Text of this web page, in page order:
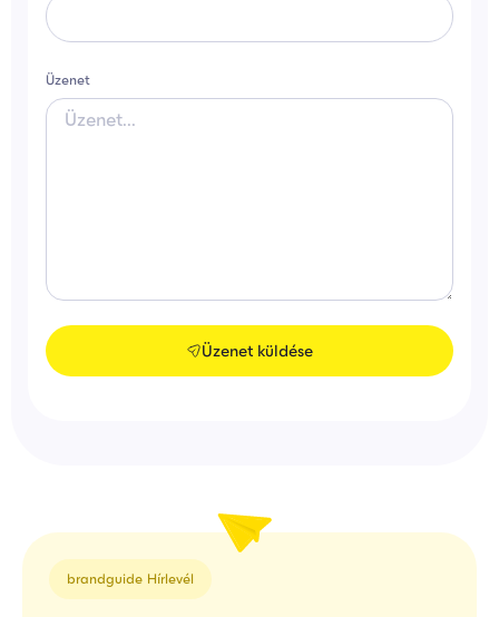
Üzenet
Üzenet küldése
brandguide Hírlevél